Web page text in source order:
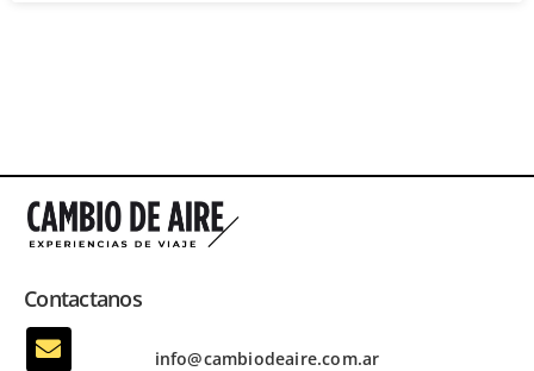
Contactanos
info@cambiodeaire.com.ar